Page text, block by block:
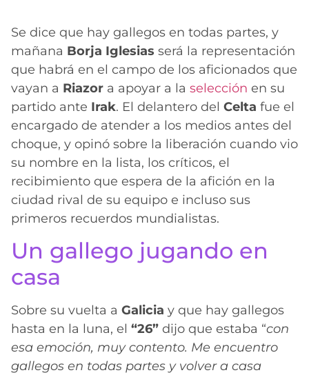
Se dice que hay gallegos en todas partes, y
mañana Borja Iglesias será la representación
que habrá en el campo de los aficionados que
vayan a Riazor a apoyar a la selección en su
partido ante Irak. El delantero del Celta fue el
encargado de atender a los medios antes del
choque, y opinó sobre la liberación cuando vio
su nombre en la lista, los críticos, el
recibimiento que espera de la afición en la
ciudad rival de su equipo e incluso sus
primeros recuerdos mundialistas.
Un gallego jugando en
casa
Sobre su vuelta a Galicia y que hay gallegos
hasta en la luna, el “26” dijo que estaba “con
esa emoción, muy contento. Me encuentro
gallegos en todas partes y volver a casa